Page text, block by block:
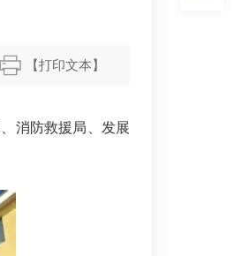
【打印文本】
消防救援局、发展